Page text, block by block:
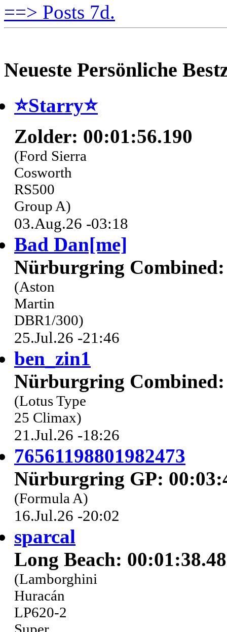
==> Posts 7d.
Neueste Persönliche
⭐️Starry⭐
Zolder: 00:01:56.190
(Ford Sierra
Cosworth
RS500
Group A)
03.Aug.26 -03:18
Bad Dan[me]
Nürburgring Combined:
(Aston
Martin
DBR1/300)
25.Jul.26 -21:46
ben_zin1
Nürburgring Combined:
(Lotus Type
25 Climax)
21.Jul.26 -18:26
76561198801982473
Nürburgring GP:
(Formula A)
16.Jul.26 -20:02
sparcal
Long Beach:
(Lamborghini
Huracán
LP620-2